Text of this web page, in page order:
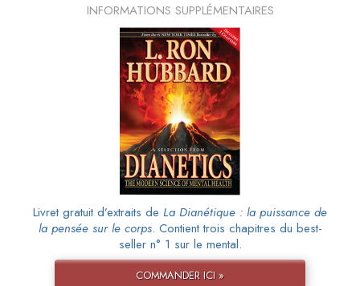
INFORMATIONS SUPPLÉMENTAIRES
Livret gratuit d’extraits de La Dianétique : la puissance de
la pensée sur le corps. Contient trois chapitres du best-
seller n° 1 sur le mental.
COMMANDER ICI »